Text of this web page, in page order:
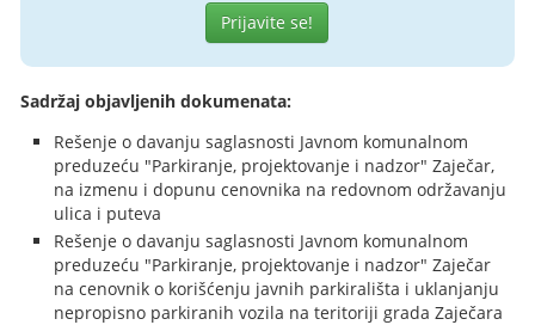
Prijavite se!
Sadržaj objavljenih dokumenata:
Rešenje o davanju saglasnosti Javnom komunalnom
preduzeću "Parkiranje, projektovanje i nadzor" Zaječar,
na izmenu i dopunu cenovnika na redovnom održavanju
ulica i puteva
Rešenje o davanju saglasnosti Javnom komunalnom
preduzeću "Parkiranje, projektovanje i nadzor" Zaječar
na cenovnik o korišćenju javnih parkirališta i uklanjanju
nepropisno parkiranih vozila na teritoriji grada Zaječara